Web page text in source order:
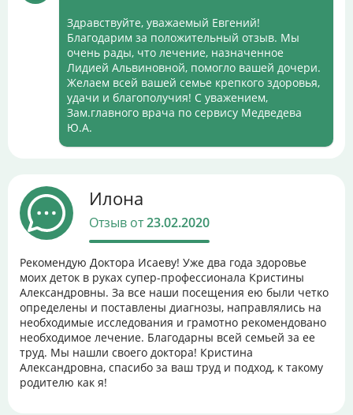
Здравствуйте, уважаемый Евгений!
Благодарим за положительный отзыв. Мы
очень рады, что лечение, назначенное
Лидией Альвиновной, помогло вашей дочери.
Желаем всей вашей семье крепкого здоровья,
удачи и благополучия! С уважением,
Зам.главного врача по сервису Медведева
Ю.А.
Илона
Отзыв от23.02.2020
Рекомендую Доктора Исаеву! Уже два года здоровье
моих деток в руках супер-профессионала Кристины
Александровны. За все наши посещения ею были четко
определены и поставлены диагнозы, направлялись на
необходимые исследования и грамотно рекомендовано
необходимое лечение. Благодарны всей семьей за ее
труд. Мы нашли своего доктора! Кристина
Александровна, спасибо за ваш труд и подход, к такому
родителю как я!